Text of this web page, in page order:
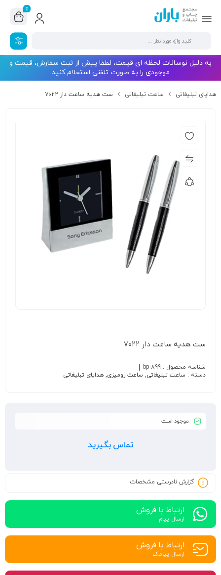
0
به دلیل نوسانات لحظه ای قیمت، لطفا پیش از ثبت سفارش، قیمت و
موجودی را به صورت تلفنی استعلام کنید
هدایای تبلیغاتی ساعت تبلیغاتی ست هدیه ساعت دار ۷۰۲۲
ست هدیه ساعت دار ۷۰۲۲
شناسه محصول : bp-899
دسته : ساعت تبلیغاتی, ساعت رومیزی, هدایای تبلیغاتی
موجود است
تماس بگیرید
گزارش نادرستی مشخصات
ارتباط با فروش
ارسال پیام
ارتباط با فروش
ارسال پیامک